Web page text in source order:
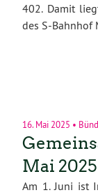
402. Damit
des S-Bahnhof
16. Mai 2025 •
Mai
Am 1. Juni ist